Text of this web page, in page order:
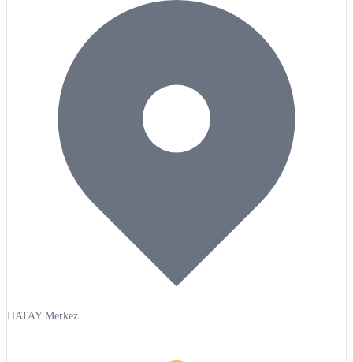
HATAY Merkez